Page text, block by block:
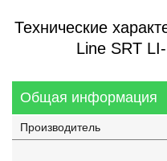
Технические
Line SRT
Общая информация
Производитель